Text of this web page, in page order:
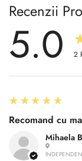
Recenzii
5.0 2
Mihaela
5
★★★★★
Recomand cu